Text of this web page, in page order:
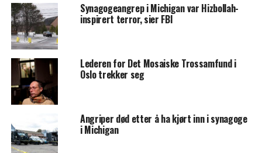
Synagogeangrep i Michigan var Hizbollah-
inspirert terror, sier FBI
Lederen for Det Mosaiske Trossamfund i
Oslo trekker seg
Angriper død etter å ha kjørt inn i synagoge
i Michigan